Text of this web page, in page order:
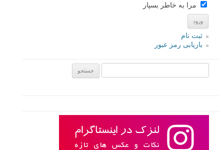
مرا به خاطر بسپار
ثبت نام
بازیابی رمز عبور